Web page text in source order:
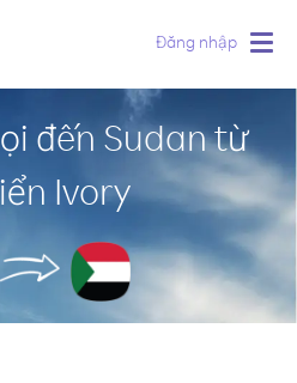
Đăng nhập
đến Sudan từ
Ivory